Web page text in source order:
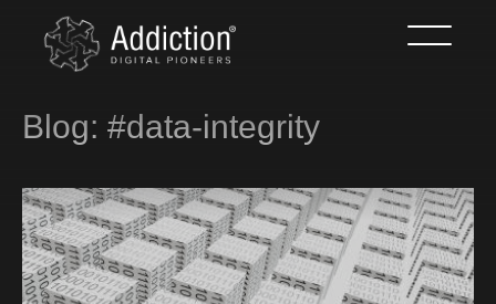
Blog: #data-integrity